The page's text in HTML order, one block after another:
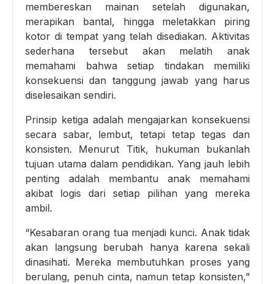
membereskan mainan setelah digunakan,
merapikan bantal, hingga meletakkan piring
kotor di tempat yang telah disediakan. Aktivitas
sederhana tersebut akan melatih anak
memahami bahwa setiap tindakan memiliki
konsekuensi dan tanggung jawab yang harus
diselesaikan sendiri.
Prinsip ketiga adalah mengajarkan konsekuensi
secara sabar, lembut, tetapi tetap tegas dan
konsisten. Menurut Titik, hukuman bukanlah
tujuan utama dalam pendidikan. Yang jauh lebih
penting adalah membantu anak memahami
akibat logis dari setiap pilihan yang mereka
ambil.
“Kesabaran orang tua menjadi kunci. Anak tidak
akan langsung berubah hanya karena sekali
dinasihati. Mereka membutuhkan proses yang
berulang, penuh cinta, namun tetap konsisten,”